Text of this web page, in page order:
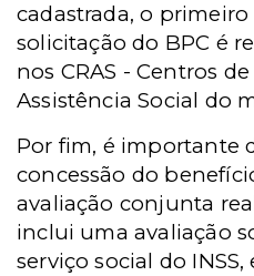
cadastrada, o primeiro
solicitação do BPC é
nos CRAS -Centros
Assistência Social do
Por fim, é importante
concessão do
avaliação conjunta
inclui uma avaliação
serviço social do